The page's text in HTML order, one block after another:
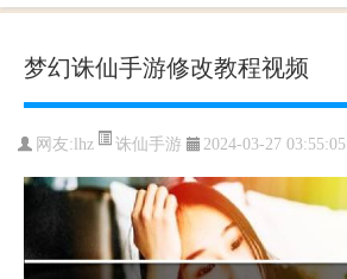
梦幻诛仙手游修改教程视频
网友: lhz 诛仙手游 2024-03-27 03:55:05